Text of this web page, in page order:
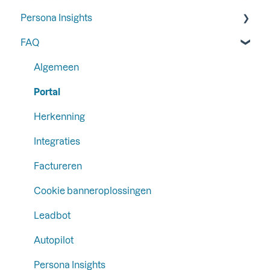
Analytics
WhatsApp Business
Leadbot submissions
Lead Gen Form
Trigger
Follow-up
Integraties
Persona Insights
Persona Insights
Form Tracking
Email Campaign Tracking
FAQ
Algemeen
Portal
Herkenning
Integraties
Factureren
Cookie banneroplossingen
Leadbot
Autopilot
Persona Insights